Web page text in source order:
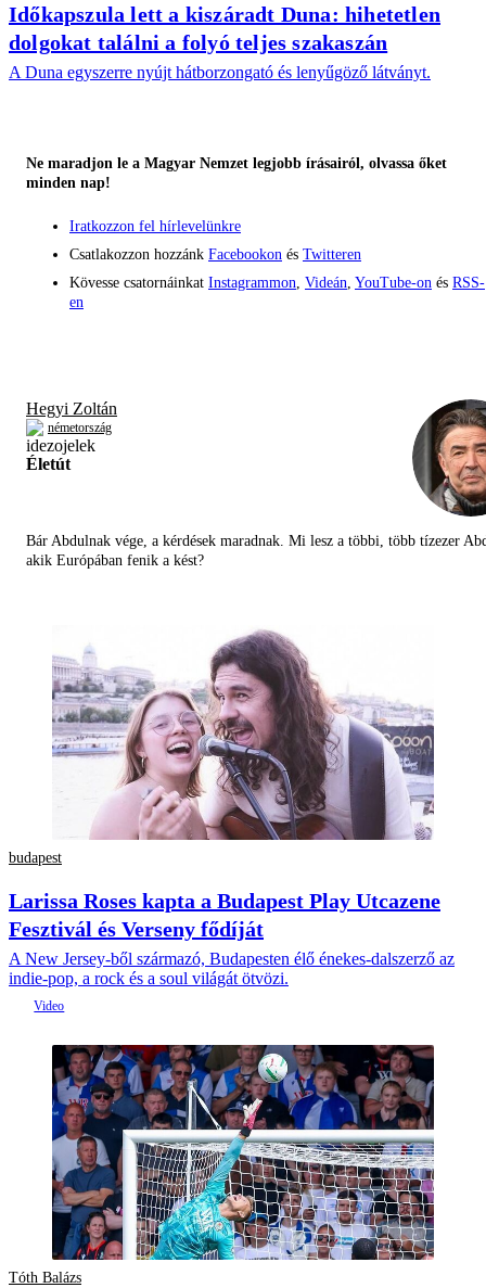
Időkapszula lett a kiszáradt Duna: hihetetlen
dolgokat találni a folyó teljes szakaszán
A Duna egyszerre nyújt hátborzongató és lenyűgöző látványt.
Ne maradjon le a Magyar Nemzet legjobb írásairól, olvassa őket
minden nap!
Iratkozzon fel hírlevelünkre
Csatlakozzon hozzánk Facebookon és Twitteren
Kövesse csatornáinkat Instagrammon Videán YouTube-on és RSS-
en
Hegyi Zoltán
németország
Életút
Bár Abdulnak vége, a kérdések maradnak. Mi lesz a többi, több tízezer
akik Európában fenik a kést?
budapest
Larissa Roses kapta a Budapest Play Utcazene
Fesztivál és Verseny fődíját
A New Jersey-ből származó, Budapesten élő énekes-dalszerző az
indie-pop, a rock és a soul világát ötvözi.
Tóth Balázs